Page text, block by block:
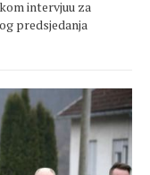
intervjuu za
predsjedanja